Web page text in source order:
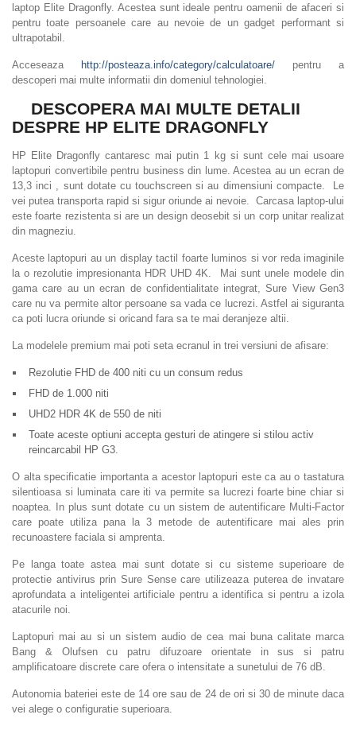
laptop Elite Dragonfly. Acestea sunt ideale pentru oamenii de afaceri si
pentru toate persoanele care au nevoie de un gadget performant si
ultrapotabil.
Acceseaza http://posteaza.info/category/calculatoare/ pentru a
descoperi mai multe informatii din domeniul tehnologiei.
DESCOPERA MAI MULTE DETALII
DESPRE HP ELITE DRAGONFLY
HP Elite Dragonfly cantaresc mai putin 1 kg si sunt cele mai usoare
laptopuri convertibile pentru business din lume. Acestea au un ecran de
13,3 inci , sunt dotate cu touchscreen si au dimensiuni compacte. Le
vei putea transporta rapid si sigur oriunde ai nevoie. Carcasa laptop-ului
este foarte rezistenta si are un design deosebit si un corp unitar realizat
din magneziu.
Aceste laptopuri au un display tactil foarte luminos si vor reda imaginile
la o rezolutie impresionanta HDR UHD 4K. Mai sunt unele modele din
gama care au un ecran de confidentialitate integrat, Sure View Gen3
care nu va permite altor persoane sa vada ce lucrezi. Astfel ai siguranta
ca poti lucra oriunde si oricand fara sa te mai deranjeze altii.
La modelele premium mai poti seta ecranul in trei versiuni de afisare:
Rezolutie FHD de 400 niti cu un consum redus
FHD de 1.000 niti
UHD2 HDR 4K de 550 de niti
Toate aceste optiuni accepta gesturi de atingere si stilou activ
reincarcabil HP G3.
O alta specificatie importanta a acestor laptopuri este ca au o tastatura
silentioasa si luminata care iti va permite sa lucrezi foarte bine chiar si
noaptea. In plus sunt dotate cu un sistem de autentificare Multi-Factor
care poate utiliza pana la 3 metode de autentificare mai ales prin
recunoastere faciala si amprenta.
Pe langa toate astea mai sunt dotate si cu sisteme superioare de
protectie antivirus prin Sure Sense care utilizeaza puterea de invatare
aprofundata a inteligentei artificiale pentru a identifica si pentru a izola
atacurile noi.
Laptopuri mai au si un sistem audio de cea mai buna calitate marca
Bang & Olufsen cu patru difuzoare orientate in sus si patru
amplificatoare discrete care ofera o intensitate a sunetului de 76 dB.
Autonomia bateriei este de 14 ore sau de 24 de ori si 30 de minute daca
vei alege o configuratie superioara.